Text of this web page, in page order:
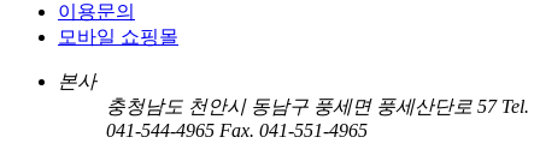
이용문의
모바일 쇼핑몰
본사
충청남도 천안시 동남구 풍세면 풍세산단로 57 Tel.
041-544-4965 Fax. 041-551-4965